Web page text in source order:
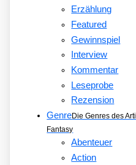
Erzählung
Featured
Gewinnspiel
Interview
Kommentar
Leseprobe
Rezension
GenreDie Genres des
Fantasy
Abenteuer
Action